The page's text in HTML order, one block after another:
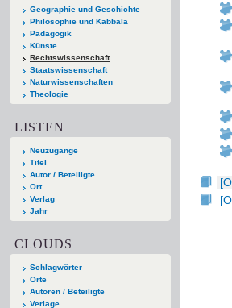
Geographie und Geschichte
Philosophie und Kabbala
Pädagogik
Künste
Rechtswissenschaft
Staatswissenschaft
Naturwissenschaften
Theologie
LISTEN
Neuzugänge
Titel
Autor / Beteiligte
Ort
Verlag
Jahr
CLOUDS
Schlagwörter
Orte
Autoren / Beteiligte
Verlage